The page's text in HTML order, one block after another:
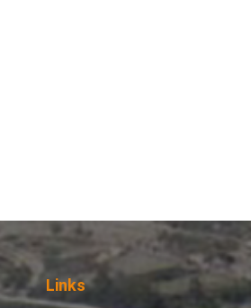
Links